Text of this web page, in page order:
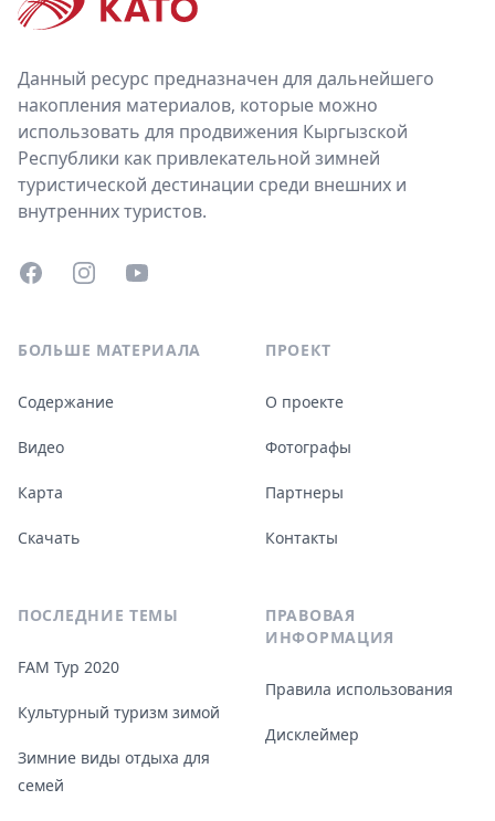
Данный ресурс предназначен для дальнейшего
накопления материалов, которые можно
использовать для продвижения Кыргызской
Республики как привлекательной зимней
туристической дестинации среди внешних и
внутренних туристов.
FacebookInstagramYouTube
БОЛЬШЕ МАТЕРИАЛА
Содержание
Видео
Карта
Скачать
ПОСЛЕДНИЕ ТЕМЫ
FAM Тур 2020
Культурный туризм зимой
Зимние виды отдыха для
семей
ПРОЕКТ
О проекте
Фотографы
Партнеры
Контакты
ПРАВОВАЯ
ИНФОРМАЦИЯ
Правила использования
Дисклеймер